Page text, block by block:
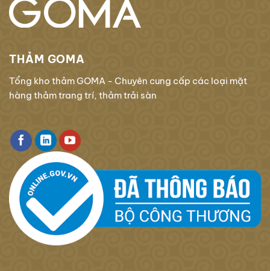
THẢM GOMA
Tổng kho thảm GOMA - Chuyên cung cấp các loại mặt
hàng thảm trang trí, thảm trải sàn